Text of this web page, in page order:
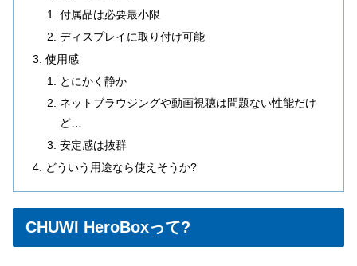
付属品は必要最小限
ディスプレイに取り付け可能
使用感
とにかく静か
ネットブラウジングや動画視聴は問題ない性能だけ
ど…
安定感は抜群
どういう用途なら使えそうか?
CHUWI HeroBoxって?